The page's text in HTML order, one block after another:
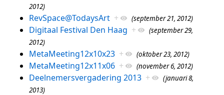
2012)
RevSpace@TodaysArt + (september 21, 2012)
Digitaal Festival Den Haag +
(september 29,
2012)
MetaMeeting12x10x23 + (oktober 23, 2012)
MetaMeeting12x11x06 + (november 6, 2012)
Deelnemersvergadering 2013 +
(januari 8,
2013)